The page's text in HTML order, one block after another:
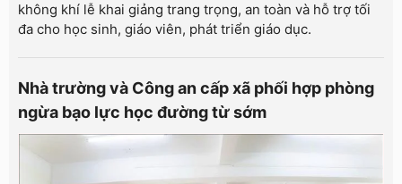
không khí lễ khai giảng trang trọng, an toàn và hỗ trợ tối
đa cho học sinh, giáo viên, phát triển giáo dục.
Nhà trường và Công an cấp xã phối hợp phòng
ngừa bạo lực học đường từ sớm